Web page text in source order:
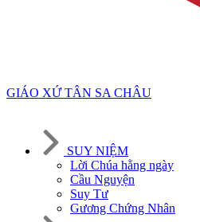
GIÁO XỨ TÂN SA CHÂU
SUY NIỆM
Lời Chúa hằng ngày
Cầu Nguyện
Suy Tư
Gương Chứng Nhân